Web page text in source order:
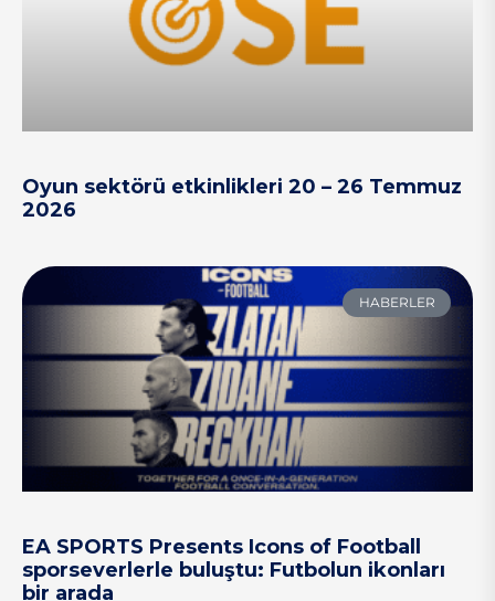
Oyun sektörü etkinlikleri 20 – 26 Temmuz
2026
HABERLER
EA SPORTS Presents Icons of Football
sporseverlerle buluştu: Futbolun ikonları
bir arada